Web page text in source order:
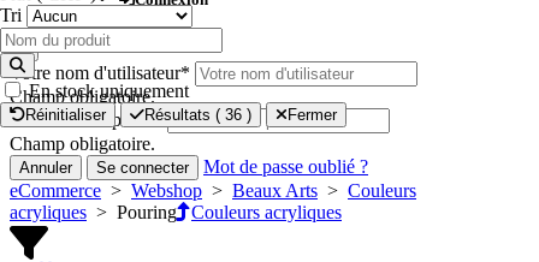
×
Votre nom d'utilisateur*
Champ obligatoire.
Votre mot de passe*
Champ obligatoire.
Annuler Se connecter
Mot de passe oublié ?
eCommerce > Webshop > Beaux Arts > Couleurs
acryliques > Pouring Couleurs acryliques
Collectivité
Professionnel - Artisans
Scolaire
Étudiant
Tri
En stock uniquement
Réinitialiser Résultats ( 36 ) Fermer